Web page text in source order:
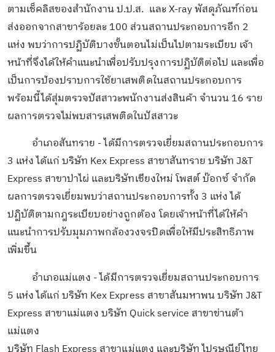
ตามเช็คลิสของสำนักงาน ป.ป.ส. และ X-ray พัสดุภัณฑ์ก่อน
ส่งออกจากสาขาร้อยละ 100 ส่วนสถานประกอบการอีก 2
แห่ง พบว่าการปฏิบัติบางขั้นตอนไม่เป็นไปตามระเบียบ เจ้า
หน้าที่จึงได้ให้คำแนะนำเพื่อปรับปรุงการปฏิบัติต่อไป และเพื่อ
เป็นการป้องปราบการใช้ยาเสพติดในสถานประกอบการ
พร้อมนี้ได้สุ่มตรวจปัสสาวะพนักงานส่งสินค้า จำนวน 16 ราย
ผลการตรวจไม่พบสารเสพติดในปัสสาวะ
อำเภอสันทราย - ได้มีการตรวจเยี่ยมสถานประกอบการ
3 แห่ง ได้แก่ บริษัท Kex Express สาขาสันทราย บริษัท J&T
Express สาขาป่าไผ่ และบริษัทเชียงใหม่ โพสต์ บ๊อกซ์ จำกัด
ผลการตรวจเยี่ยมพบว่าสถานประกอบการทั้ง 3 แห่ง ได้
ปฏิบัติตามกฎระเบียบอย่างถูกต้อง โดยเจ้าหน้าที่ได้ให้คำ
แนะนำการปรับมุมภาพกล้องวงจรปิดเพื่อให้มีประสิทธิภาพ
เพิ่มขึ้น
อำเภอแม่แตง - ได้มีการตรวจเยี่ยมสถานประกอบการ
5 แห่ง ได้แก่ บริษัท Kex Express สาขาสันมหาพน บริษัท J&T
Express สาขาแม่แตง บริษัท Quick service สาขาข่านต้า
แม่แตง